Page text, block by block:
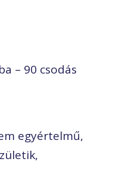
– 90 csodás
egyértelmű,